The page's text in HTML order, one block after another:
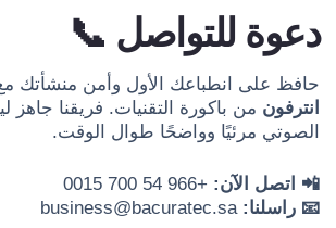
دعوة للتواصل 📞
حافظ على انطباعك الأول وأمن منشأتك
انترفون من باكورة التقنيات. فريقنا جاهز
الصوتي مرئيًا وواضحًا طوال الوقت.
📲 اتصل الآن: +966 54 700 0015
📧 راسلنا: business@bacuratec.sa